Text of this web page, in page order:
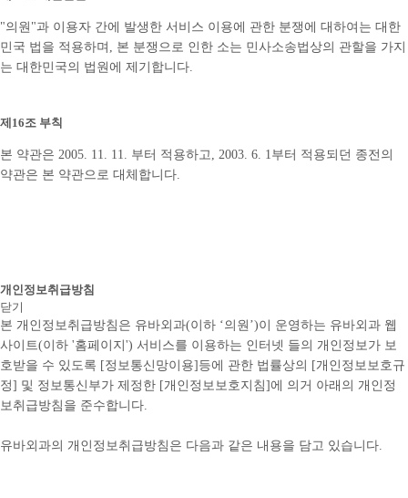
"의원"과 이용자 간에 발생한 서비스 이용에 관한 분쟁에 대하여는 대한
민국 법을 적용하며, 본 분쟁으로 인한 소는 민사소송법상의 관할을 가지
는 대한민국의 법원에 제기합니다.
제16조 부칙
본 약관은 2005. 11. 11. 부터 적용하고, 2003. 6. 1부터 적용되던 종전의
약관은 본 약관으로 대체합니다.
개인정보취급방침
닫기
본 개인정보취급방침은 유바외과(이하 ‘의원’)이 운영하는 유바외과 웹
사이트(이하 '홈페이지') 서비스를 이용하는 인터넷 들의 개인정보가 보
호받을 수 있도록 [정보통신망이용]등에 관한 법률상의 [개인정보보호규
정] 및 정보통신부가 제정한 [개인정보보호지침]에 의거 아래의 개인정
보취급방침을 준수합니다.
유바외과의 개인정보취급방침은 다음과 같은 내용을 담고 있습니다.